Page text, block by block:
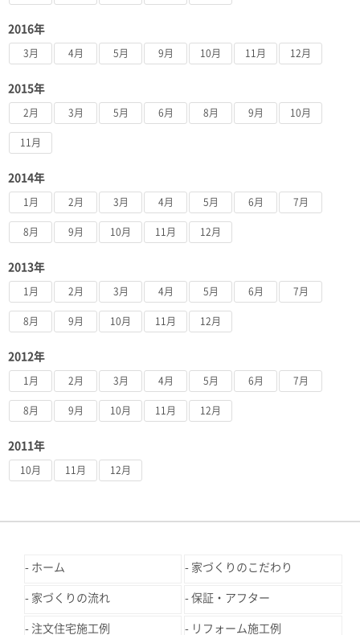
2016年
3月 4月 5月 9月 10月 11月 12月
2015年
2月 3月 5月 6月 8月 9月 10月
11月
2014年
1月 2月 3月 4月 5月 6月 7月
8月 9月 10月 11月 12月
2013年
1月 2月 3月 4月 5月 6月 7月
8月 9月 10月 11月 12月
2012年
1月 2月 3月 4月 5月 6月 7月
8月 9月 10月 11月 12月
2011年
10月 11月 12月
ホーム 家づくりのこだわり
家づくりの流れ 保証・アフター
注文住宅施工例 リフォーム施工例